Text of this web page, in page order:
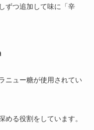
ずつ追加して味に「辛
ニュー糖が使用されてい
める役割をしています。